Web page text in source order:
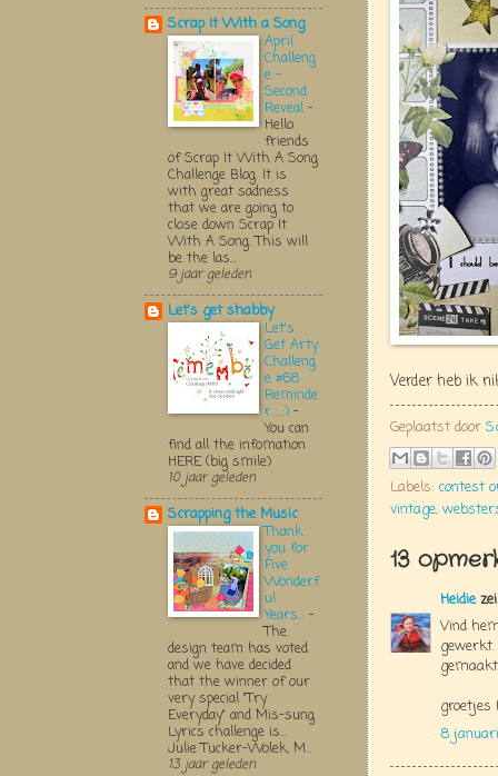
Verder heb ik
Geplaatst door
Labels: contest
vintage,
13
Heidiezei
Vind
groetjes
8
Scrap It With a Song
April
Challeng
e -
Second
Reveal -
Hello
friends
of Scrap It With A Song
Challenge Blog. It is
with great sadness
that we are going to
close down Scrap It
With A Song. This will
be the las...
9 jaar geleden
Let's get shabby
Let's
Get Arty
Challeng
e #68
Reminde
r.....:) -
You can
find all the infomation
HERE (big smile)
10 jaar geleden
Scrapping the Music
Thank
you for
Five
Wonderf
ul
Years... -
The
design team has voted
and we have decided
that the winner of our
very special "Try
Everyday" and Mis-sung
Lyrics challenge is...
Julie Tucker-Wolek, M...
13 jaar geleden